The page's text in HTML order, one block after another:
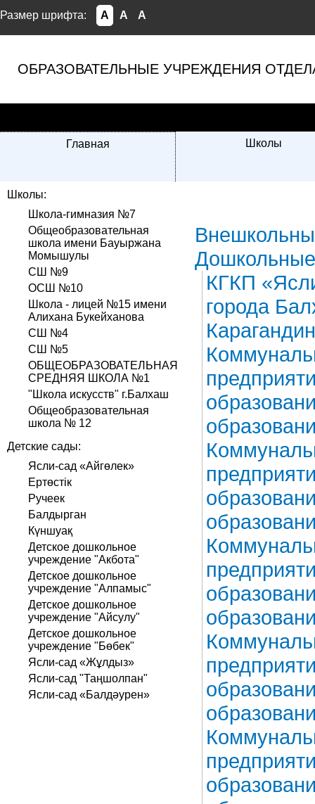
Размер шрифта: A A A
ОБРАЗОВАТЕЛЬНЫЕ УЧРЕЖДЕНИЯ
Главная Школы
Школы:
Школа-гимназия №7
Общеобразовательная
школа имени Бауыржана
Момышулы
СШ №9
ОСШ №10
Школа - лицей №15 имени
Алихана Букейханова
СШ №4
СШ №5
ОБЩЕОБРАЗОВАТЕЛЬНАЯ
СРЕДНЯЯ ШКОЛА №1
"Школа искусств" г.Балхаш
Общеобразовательная
школа № 12
Детские сады:
Ясли-сад «Айгөлек»
Ертөстік
Ручеек
Балдырган
Күншуақ
Детское дошкольное
учреждение "Акбота"
Детское дошкольное
учреждение "Алпамыс"
Детское дошкольное
учреждение "Айсулу"
Детское дошкольное
учреждение "Бөбек"
Ясли-сад «Жұлдыз»
Ясли-сад "Таңшолпан"
Ясли-сад «Балдәурен»
КГКП
города